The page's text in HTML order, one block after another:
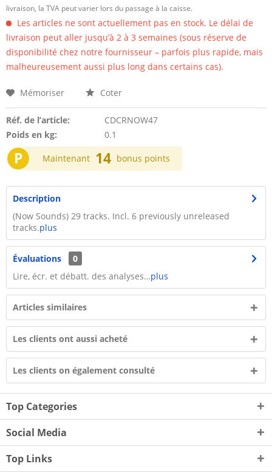
livraison, la TVA peut varier lors du passage à la caisse.
Les articles ne sont actuellement pas en stock. Le délai de
livraison peut aller jusqu’à 2 à 3 semaines (sous réserve de
disponibilité chez notre fournisseur – parfois plus rapide, mais
malheureusement aussi plus long dans certains cas).
Mémoriser Coter
Réf. de l’article:
CDCRNOW47
Poids en kg:
0.1
P Maintenant 14 bonus points
Description
(Now Sounds) 29 tracks. Incl. 6 previously unreleased
tracks.plus
Évaluations
0
Lire, écr. et débatt. des analyses…plus
Articles similaires
Les clients ont aussi acheté
Les clients on également consulté
Top Categories
Social Media
Top Links